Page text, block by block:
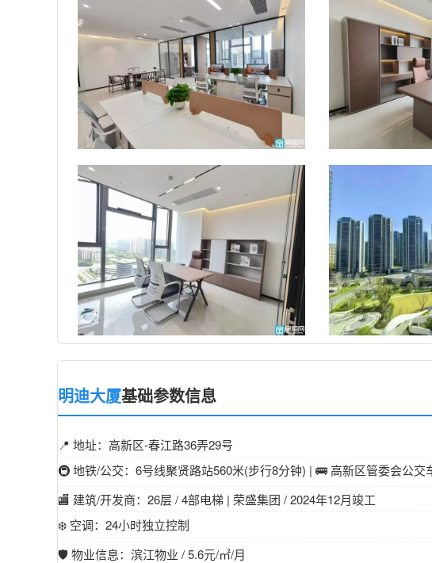
明迪大厦基础参数信息
📍 地址：高新区-春江路36弄29号
🚇 地铁/公交：6号线聚贤路站560米(步行8分钟) | 🚌 高新区管委会公交
🏬 建筑/开发商：26层 / 4部电梯 | 荣盛集团 / 2024年12月竣工
❄️ 空调：24小时独立控制
🛡️ 物业信息：滨江物业 / 5.6元/㎡/月